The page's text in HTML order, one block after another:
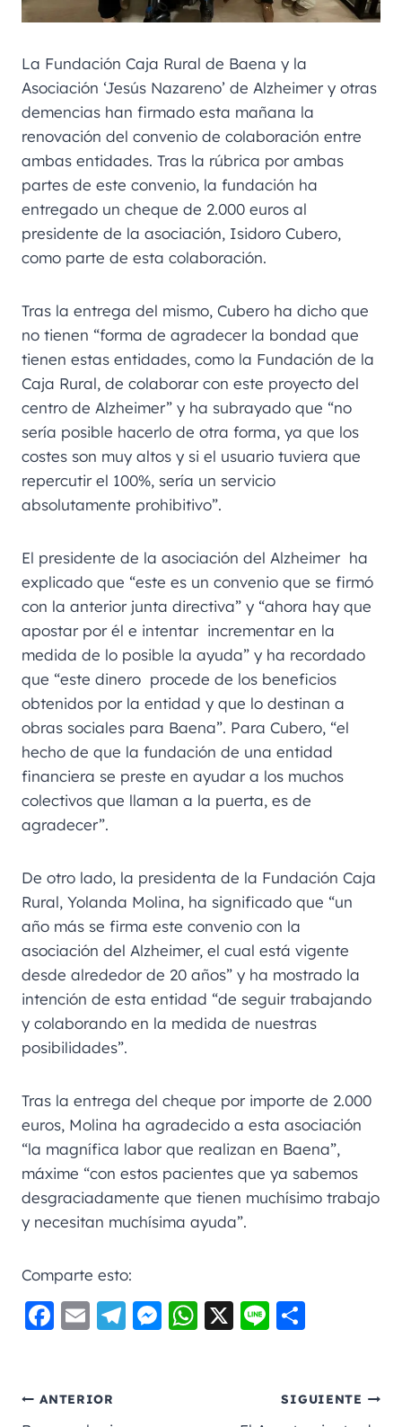
La Fundación Caja Rural de Baena y la
Asociación ‘Jesús Nazareno’ de Alzheimer y otras
demencias han firmado esta mañana la
renovación del convenio de colaboración entre
ambas entidades. Tras la rúbrica por ambas
partes de este convenio, la fundación ha
entregado un cheque de 2.000 euros al
presidente de la asociación, Isidoro Cubero,
como parte de esta colaboración.
Tras la entrega del mismo, Cubero ha dicho que
no tienen “forma de agradecer la bondad que
tienen estas entidades, como la Fundación de la
Caja Rural, de colaborar con este proyecto del
centro de Alzheimer” y ha subrayado que “no
sería posible hacerlo de otra forma, ya que los
costes son muy altos y si el usuario tuviera que
repercutir el 100%, sería un servicio
absolutamente prohibitivo”.
El presidente de la asociación del Alzheimer ha
explicado que “este es un convenio que se firmó
con la anterior junta directiva” y “ahora hay que
apostar por él e intentar incrementar en la
medida de lo posible la ayuda” y ha recordado
que “este dinero procede de los beneficios
obtenidos por la entidad y que lo destinan a
obras sociales para Baena”. Para Cubero, “el
hecho de que la fundación de una entidad
financiera se preste en ayudar a los muchos
colectivos que llaman a la puerta, es de
agradecer”.
De otro lado, la presidenta de la Fundación Caja
Rural, Yolanda Molina, ha significado que “un
año más se firma este convenio con la
asociación del Alzheimer, el cual está vigente
desde alrededor de 20 años” y ha mostrado la
intención de esta entidad “de seguir trabajando
y colaborando en la medida de nuestras
posibilidades”.
Tras la entrega del cheque por importe de 2.000
euros, Molina ha agradecido a esta asociación
“la magnífica labor que realizan en Baena”,
máxime “con estos pacientes que ya sabemos
desgraciadamente que tienen muchísimo trabajo
y necesitan muchísima ayuda”.
Comparte esto:
F
e
E
l
Te M W X
Li
p
ANTERIOR SIGUIENTE